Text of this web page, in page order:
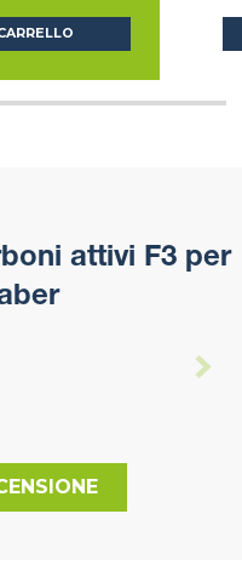
attivi F3 per